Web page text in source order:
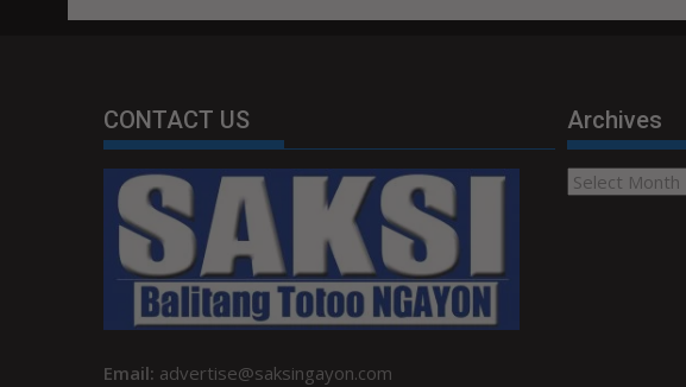
CONTACT US
Email: advertise@saksingayon.com
Archives
Archives